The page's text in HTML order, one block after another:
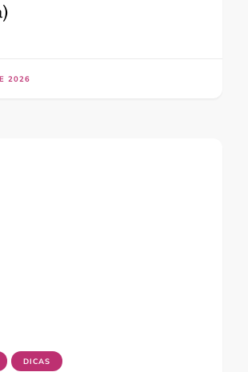
2026
DICAS